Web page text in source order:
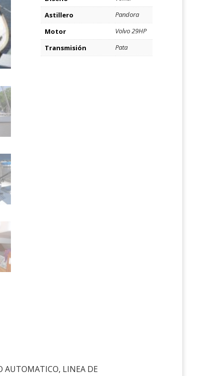
Astillero
Pandora
Motor
Volvo 29HP
Transmisión
Pata
AUTOMATICO, LINEA DE